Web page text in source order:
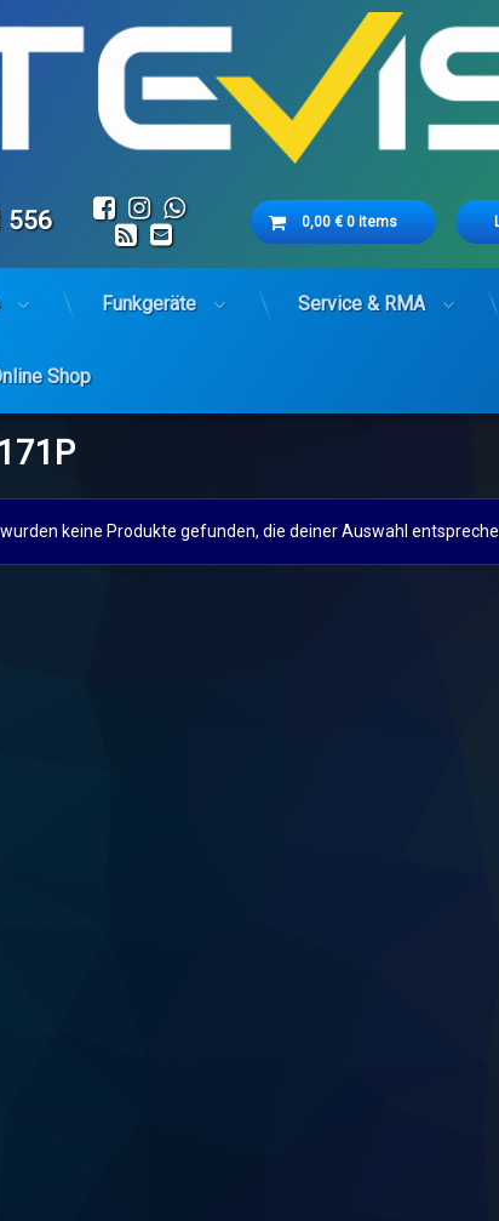
556
Facebook
Instagram
WhatsApp
RSSE-mail
Cart
0,00 € 0 items
Funkgeräte Service & RMA
Shop
wurden keine Produkte gefunden, die deiner Auswahl